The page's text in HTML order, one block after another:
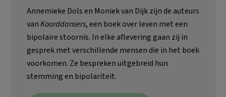
Annemieke Dols en Moniek van Dijk zijn de auteurs
vanKoorddansers, een boek over leven met een
bipolaire stoornis. In elke aflevering gaan zij in
gesprek met verschillende mensen die in het boek
voorkomen. Ze bespreken uitgebreid hun
stemming en bipolariteit.